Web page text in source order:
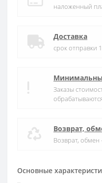
Основные
наложенный
Доставка
срок отправки
Заказы
Возврат,
Возврат, обмен